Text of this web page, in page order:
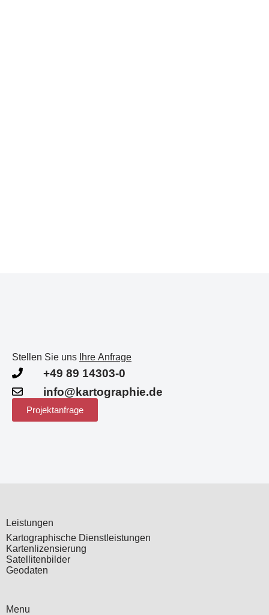
Stellen Sie uns Ihre Anfrage
+49 89 14303-0
info@kartographie.de
Projektanfrage
Leistungen
Kartographische Dienstleistungen
Kartenlizensierung
Satellitenbilder
Geodaten
Menu